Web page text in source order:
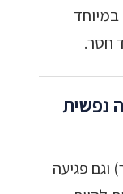
חסר.
נפשית
וגם פגיעה